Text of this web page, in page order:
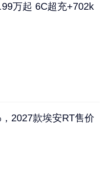
万起 6C超充+702k
2027款埃安RT售价